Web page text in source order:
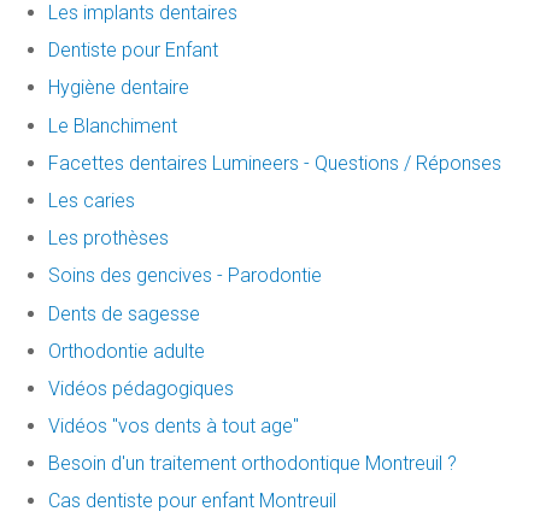
Les implants dentaires
Dentiste pour Enfant
Hygiène dentaire
Le Blanchiment
Facettes dentaires Lumineers - Questions / Réponses
Les caries
Les prothèses
Soins des gencives - Parodontie
Dents de sagesse
Orthodontie adulte
Vidéos pédagogiques
Vidéos "vos dents à tout age"
Besoin d'un traitement orthodontique Montreuil ?
Cas dentiste pour enfant Montreuil